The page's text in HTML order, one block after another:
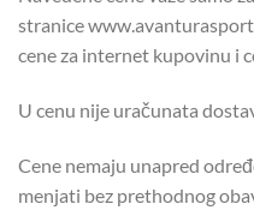
stranice
cene za internet kupovinu i
U cenu nije uračunata
Cene nemaju unapred
menjati bez prethodnog